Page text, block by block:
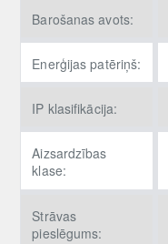
Barošanas avots:
Enerģijas patēriņš:
IP klasifikācija:
Aizsardzības
klase:
Strāvas
pieslēgums: